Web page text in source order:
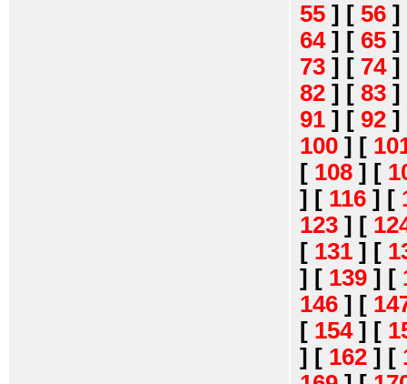
55 ] [ 56 ]
64] [ 65 ]
73 ] [ 74]
82 ] [ 83 ]
91 ] [ 92 ]
100 ] [
[ 108 ] [
] [ 116 ] [
123 ] [
[ 131 ] [
] [ 139 ] [
146 ] [
[ 154] [
] [ 162 ] [